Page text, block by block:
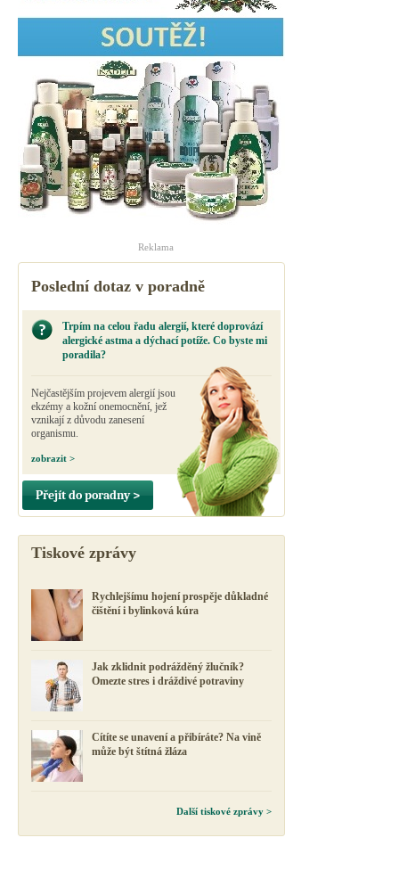
Reklama
Poslední dotaz v poradně
Trpím na celou řadu alergií, které doprovází
alergické astma a dýchací potíže. Co byste mi
poradila?
Nejčastějším projevem alergií jsou
ekzémy a kožní onemocnění, jež
vznikají z důvodu zanesení
organismu.
zobrazit >
Přejít do poradny >
Tiskové zprávy
Rychlejšímu hojení prospěje důkladné
čištění i bylinková kúra
Jak zklidnit podrážděný žlučník?
Omezte stres i dráždivé potraviny
Cítíte se unavení a přibíráte? Na vině
může být štítná žláza
Další tiskové zprávy >